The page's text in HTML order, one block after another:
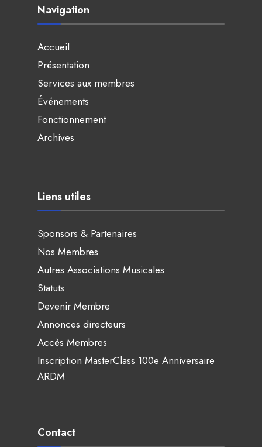
Navigation
Accueil
Présentation
Services aux membres
Événements
Fonctionnement
Archives
Liens utiles
Sponsors & Partenaires
Nos Membres
Autres Associations Musicales
Statuts
Devenir Membre
Annonces directeurs
Accès Membres
Inscription MasterClass 100e Anniversaire
ARDM
Contact